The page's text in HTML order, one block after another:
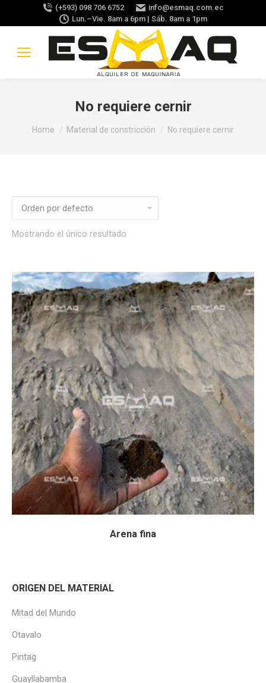
(+593) 098 706 6752
info@esmaq.com.ec
Lun.–Vie. 8am a 6pm | Sáb. 8am a 1pm
No requiere cernir
You are here:
Home Material de constricción No requiere cernir
Mostrando el único resultado
Arena fina
ORIGEN DEL MATERIAL
Mitad del Mundo
Otavalo
Pintag
Guayllabamba